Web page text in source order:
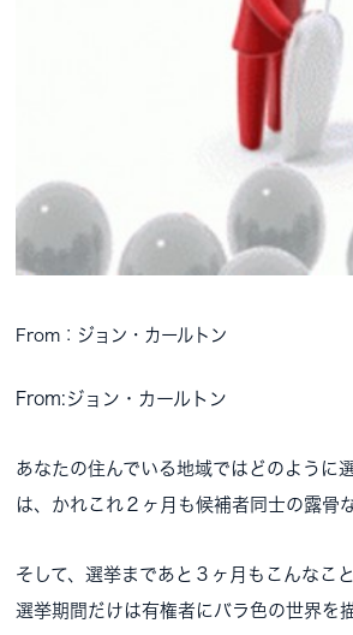
From：ジョン・カールトン
From:ジョン・カールトン
あなたの住んでいる地域ではどのように
は、かれこれ２ヶ月も候補者同士の露骨
そして、選挙まであと３ヶ月もこんなこ
選挙期間だけは有権者にバラ色の世界を